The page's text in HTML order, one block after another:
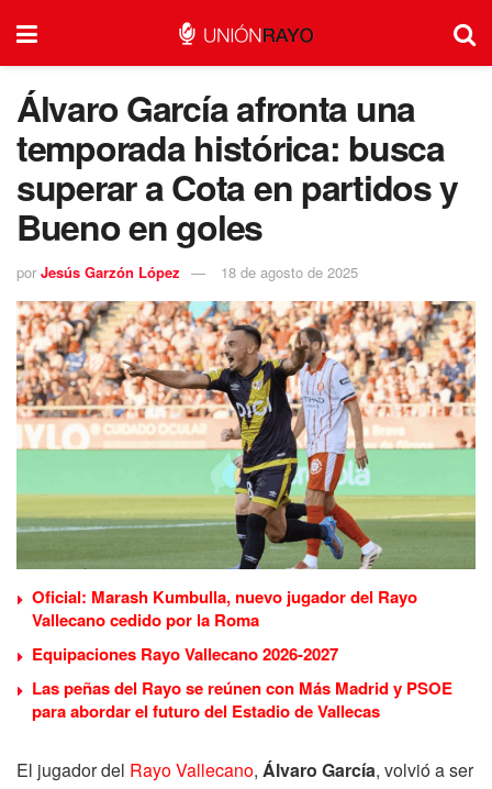
Álvaro García afronta una
temporada histórica: busca
superar a Cota en partidos y
Bueno en goles
por Jesús Garzón López 18 de agosto de 2025
Oficial: Marash Kumbulla, nuevo jugador del Rayo
Vallecano cedido por la Roma
Equipaciones Rayo Vallecano 2026-2027
Las peñas del Rayo se reúnen con Más Madrid y PSOE
para abordar el futuro del Estadio de Vallecas
El jugador del Rayo Vallecano, Álvaro García, volvió a ser